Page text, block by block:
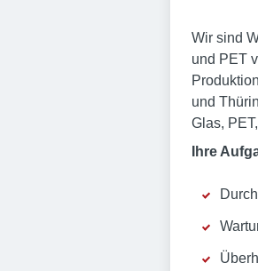
Wir sind
und PET
und
Glas,
Ihre